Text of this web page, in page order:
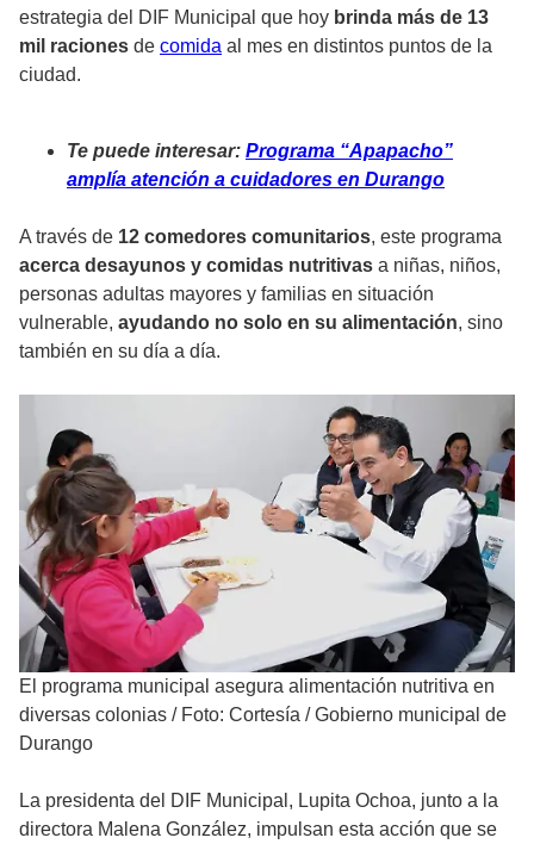
estrategia del DIF Municipal que hoy brinda más de 13
mil raciones de comida al mes en distintos puntos de la
ciudad.
Te puede interesar: Programa “Apapacho”
amplía atención a cuidadores en Durango
A través de 12 comedores comunitarios, este programa
acerca desayunos y comidas nutritivas a niñas, niños,
personas adultas mayores y familias en situación
vulnerable, ayudando no solo en su alimentación, sino
también en su día a día.
El programa municipal asegura alimentación nutritiva en
diversas colonias / Foto: Cortesía / Gobierno municipal de
Durango
La presidenta del DIF Municipal, Lupita Ochoa, junto a la
directora Malena González, impulsan esta acción que se